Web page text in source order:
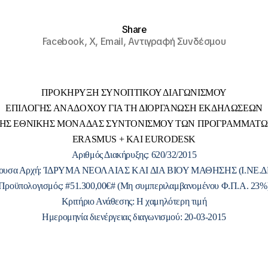
Share
Facebook,X, Email,Αντιγραφή Συνδέσμου
ΠΡΟΚΗΡΥΞΗ ΣΥΝΟΠΤΙΚΟΥ ΔΙΑΓΩΝΙΣΜΟΥ
ΕΠΙΛΟΓΗΣ ΑΝΑΔΟΧΟΥ ΓΙΑ ΤΗ ΔΙΟΡΓΑΝΩΣΗ ΕΚΔΗΛΩΣΕΩΝ
ΕΘΝΙΚΗΣ ΜΟΝΑΔΑΣ ΣΥΝΤΟΝΙΣΜΟΥ ΤΩΝ
ERASMUS + KAI EURODESK
Αριθμός Διακήρυξης: 620/32/2015
Αρχή:ΊΔΡΥΜΑ ΝΕΟΛΑΙΑΣ ΚΑΙ ΔΙΑ ΒΙΟΥ ΜΑΘΗΣΗΣ
#51.300,00€#(Μη συμπεριλαμβανομένου Φ.Π.Α.
Κριτήριο Ανάθεσης:Η χαμηλότερη τιμή
Ημερομηνία διενέργειας διαγωνισμού: 20-03-2015